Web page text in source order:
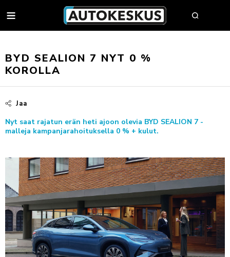
MYY AUTOSI
VAIHTOAUTOT
SÄHKÖAUTOT
VAIHTOAUTON OSTAJAN OPAS
AUTOKESKUS TURVA -PALVELUPAKETTI
HUUTOKAUPPA
AUTOJEN SISÄÄNOSTO
BYD
FORD
KIA
MINI
MITSUBISHI
NISSAN
OPEL
YRITYSMYYNNIN ESITTELY
JULKISET HANKINNAT
HYÖTYAJONEUVOT
AUTOPÄÄTTÄJÄLLE
TYÖSUHDEAUTOILIJALLE
HUOLTO & RENKAAT
VARAA MÄÄRÄAIKAISHUOLTO
VARAA KAUSIHUOLTO
KOLARIKORJAUS & TUULILASIT
VARAA VAURIOTARKASTUS
TARJOUKSET
BYD SEALION 7 NYT 0 %
KOROLLA
Nyt saat rajatun erän heti ajoon olevia BYD SEALION 7 -
malleja kampanjarahoituksella 0 % + kulut.
Jaa